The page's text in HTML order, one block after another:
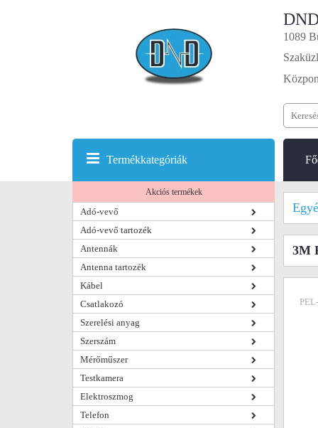
1089
Termékkategóriák
Akciós termékek
Adó-vevő
Adó-vevő tartozék
Antennák
Antenna tartozék
Kábel
Csatlakozó
Szerelési anyag
Szerszám
Mérőműszer
Testkamera
Elektroszmog
Telefon
3M